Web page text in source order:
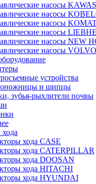
насосы
насосы
насосы
насосы
насосы NEW
насосы VOLVO
устройства
и щипцы
зубья-рыхлители почвы
хода CASE
хода CATERPILLAR
хода DOOSAN
хода HITACHI
хода HYUNDAI